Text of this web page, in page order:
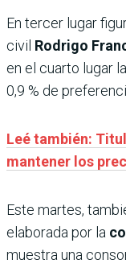
En tercer lugar
civil Rodrigo
en el cuarto lugar
0,9 % de
Leé también:
mantener los
Este martes,
elaborada por la
muestra una